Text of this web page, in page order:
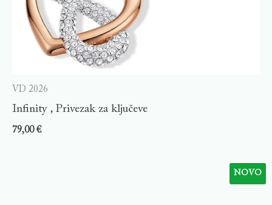
VD 2026
Infinity , Privezak za ključeve
79,00€
NOVO